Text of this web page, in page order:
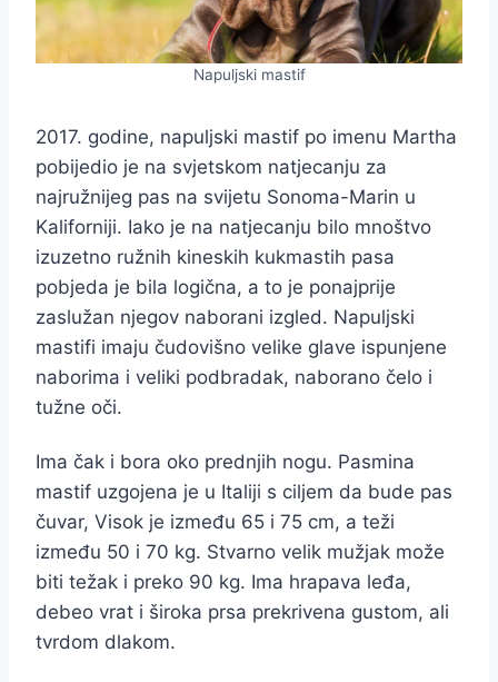
Napuljski mastif
2017. godine, napuljski mastif po imenu Martha
pobijedio je na svjetskom natjecanju za
najružnijeg pas na svijetu Sonoma-Marin u
Kaliforniji. Iako je na natjecanju bilo mnoštvo
izuzetno ružnih kineskih kukmastih pasa
pobjeda je bila logična, a to je ponajprije
zaslužan njegov naborani izgled. Napuljski
mastifi imaju čudovišno velike glave ispunjene
naborima i veliki podbradak, naborano čelo i
tužne oči.
Ima čak i bora oko prednjih nogu. Pasmina
mastif uzgojena je u Italiji s ciljem da bude pas
čuvar, Visok je između 65 i 75 cm, a teži
između 50 i 70 kg. Stvarno velik mužjak može
biti težak i preko 90 kg. Ima hrapava leđa,
debeo vrat i široka prsa prekrivena gustom, ali
tvrdom dlakom.